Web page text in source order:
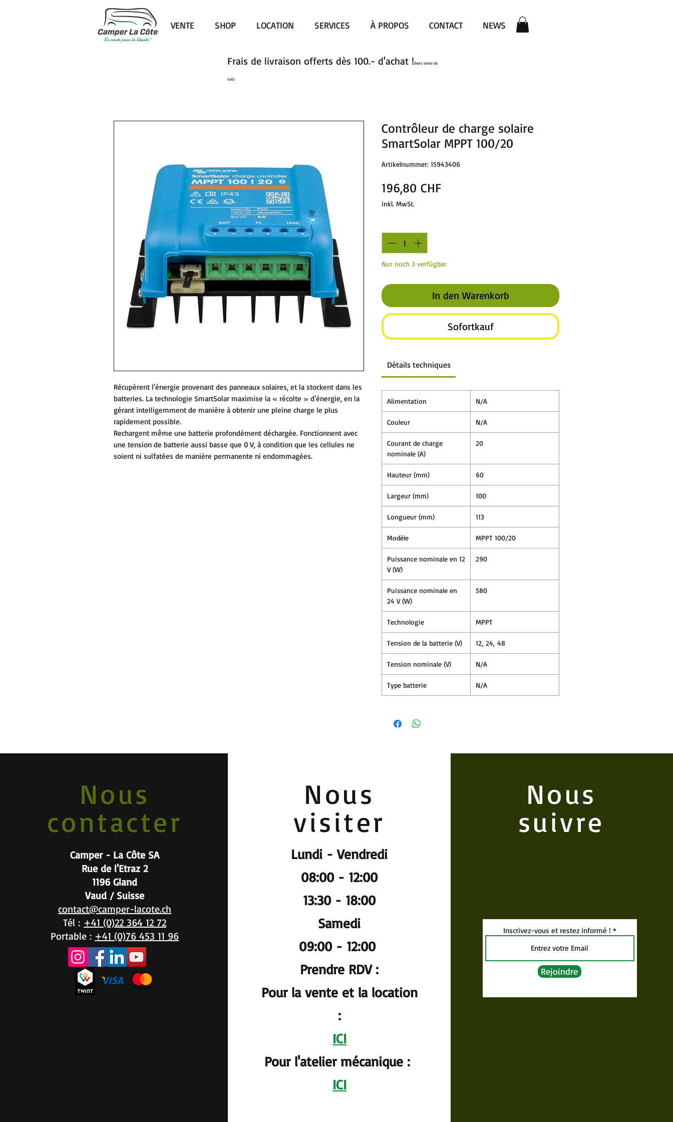
VENTE SHOP LOCATION SERVICES À PROPOS CONTACT NEWS
Récupèrent l'énergie provenant des panneaux solaires, et la stockent dans les
batteries. La technologie SmartSolar maximise la « récolte » d'énergie, en la
gérant intelligemment de manière à obtenir une pleine charge le plus
rapidement possible.
Rechargent même une batterie profondément déchargée. Fonctionnent avec
une tension de batterie aussi basse que 0 V, à condition que les cellules ne
soient ni sulfatées de manière permanente ni endommagées.
Contrôleur de charge solaire
SmartSolar MPPT 100/20
Artikelnummer: 15943406
196,80 CHFPreis
inkl. MwSt.
Nur noch 3 verfügbar
In den Warenkorb
Sofortkauf
Détails techniques
Alimentation N/A
Couleur N/A
Courant de charge
nominale (A)
20
Hauteur (mm) 60
Largeur (mm) 100
Longueur (mm) 113
Modèle MPPT 100/20
Puissance nominale en 12
V (W)
290
Puissance nominale en
24 V (W)
580
Technologie MPPT
Tension de la batterie (V) 12, 24, 48
Tension nominale (V) N/A
Type batterie N/A
Frais de livraison offerts dès 100.- d'achat !(hors tente de
toit)
Nous
contacter
Camper - La Côte SA
Rue de l'Etraz 2
1196 Gland
Vaud / Suisse
contact@camper-lacote.ch
Tél : +41 (0)22 364 12 72
Portable : +41 (0)76 453 11 96
Nous
visiter
Lundi - Vendredi
08:00 - 12:00
13:30 - 18:00
Samedi
09:00 - 12:00
Prendre RDV :
Pour la vente et la location
:
ICI
Pour l'atelier mécanique :
ICI
Nous
suivre
Inscrivez-vous et restez informé !
Rejoindre